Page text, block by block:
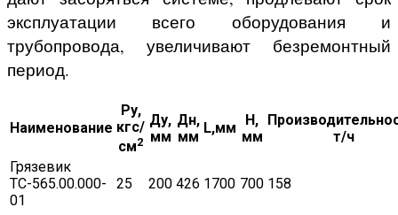
эксплуатации всего оборудования и
трубопровода, увеличивают безремонтный
период.
Наименование
Ру,
кгс/
см2
Ду,
мм
Дн,
мм
L,мм
H,
мм
т/ч
Грязевик
ТС-565.00.000-
01
25 200 426 1700 700 158